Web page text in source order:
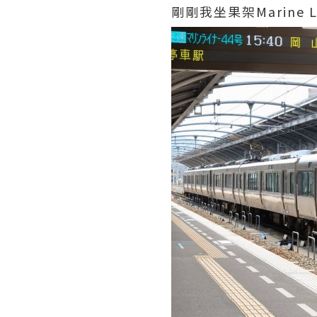
剛剛我坐果架Marine